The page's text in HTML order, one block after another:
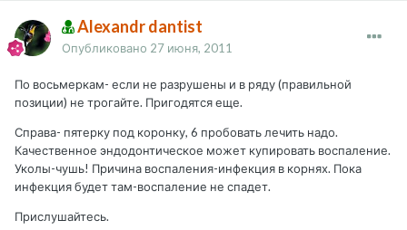
Alexandr dantist
Опубликовано 27 июня, 2011
По восьмеркам- если не разрушены и в ряду (правильной
позиции) не трогайте. Пригодятся еще.
Справа- пятерку под коронку, 6 пробовать лечить надо.
Качественное эндодонтическое может купировать воспаление.
Уколы-чушь! Причина воспаления-инфекция в корнях. Пока
инфекция будет там-воспаление не спадет.
Прислушайтесь.